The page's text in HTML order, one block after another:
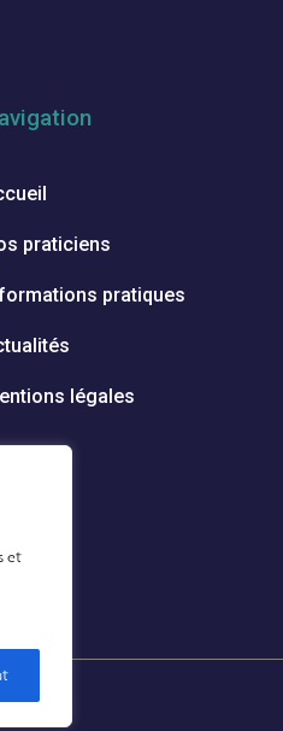
et
praticiens
pratiques
légales